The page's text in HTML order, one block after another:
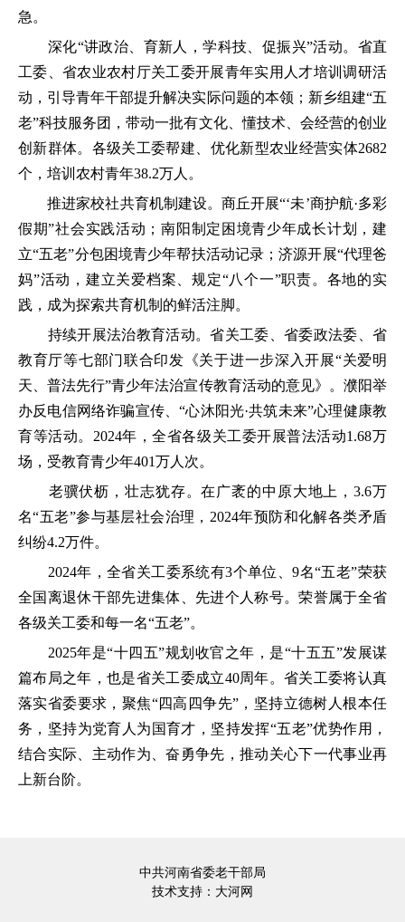
急。
深化“讲政治、育新人，学科技、促振兴”活动。省直
工委、省农业农村厅关工委开展青年实用人才培训调研活
动，引导青年干部提升解决实际问题的本领；新乡组建“五
老”科技服务团，带动一批有文化、懂技术、会经营的创业
创新群体。各级关工委帮建、优化新型农业经营实体2682
个，培训农村青年38.2万人。
推进家校社共育机制建设。商丘开展“‘未’商护航·多彩
假期”社会实践活动；南阳制定困境青少年成长计划，建
立“五老”分包困境青少年帮扶活动记录；济源开展“代理爸
妈”活动，建立关爱档案、规定“八个一”职责。各地的实
践，成为探索共育机制的鲜活注脚。
持续开展法治教育活动。省关工委、省委政法委、省
教育厅等七部门联合印发《关于进一步深入开展“关爱明
天、普法先行”青少年法治宣传教育活动的意见》。濮阳举
办反电信网络诈骗宣传、“心沐阳光·共筑未来”心理健康教
育等活动。2024年，全省各级关工委开展普法活动1.68万
场，受教育青少年401万人次。
老骥伏枥，壮志犹存。在广袤的中原大地上，3.6万
名“五老”参与基层社会治理，2024年预防和化解各类矛盾
纠纷4.2万件。
2024年，全省关工委系统有3个单位、9名“五老”荣获
全国离退休干部先进集体、先进个人称号。荣誉属于全省
各级关工委和每一名“五老”。
2025年是“十四五”规划收官之年，是“十五五”发展谋
篇布局之年，也是省关工委成立40周年。省关工委将认真
落实省委要求，聚焦“四高四争先”，坚持立德树人根本任
务，坚持为党育人为国育才，坚持发挥“五老”优势作用，
结合实际、主动作为、奋勇争先，推动关心下一代事业再
上新台阶。
中共河南省委老干部局
技术支持： 大河网